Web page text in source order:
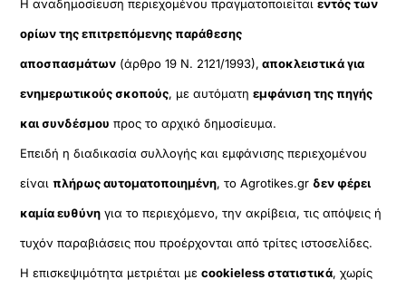
Η αναδημοσίευση περιεχομένου πραγματοποιείταιεντός των
ορίων της επιτρεπόμενης παράθεσης
αποσπασμάτων (άρθρο 19 Ν. 2121/1993), αποκλειστικά για
ενημερωτικούς σκοπούς, με αυτόματηεμφάνιση της πηγής
και συνδέσμου προς το αρχικό δημοσίευμα.
Επειδή η διαδικασία συλλογής και εμφάνισης περιεχομένου
είναιπλήρως αυτοματοποιημένη, το Agrotikes.gr δεν φέρει
καμία ευθύνη για το περιεχόμενο, την ακρίβεια, τις απόψεις ή
τυχόν παραβιάσεις που προέρχονται από τρίτες ιστοσελίδες.
Η επισκεψιμότητα μετριέται μεcookieless στατιστικά, χωρίς